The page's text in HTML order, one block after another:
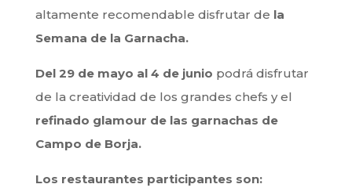
altamente recomendable disfrutar de la
Semana de la Garnacha.
Del 29 de mayo al 4 de junio podrá disfrutar
de la creatividad de los grandes chefs y el
refinado glamour de las garnachas de
Campo de Borja.
Los restaurantes participantes son: